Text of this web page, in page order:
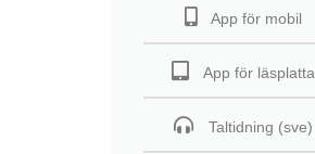
App för mobil
App för läsplatta
Taltidning (sve)